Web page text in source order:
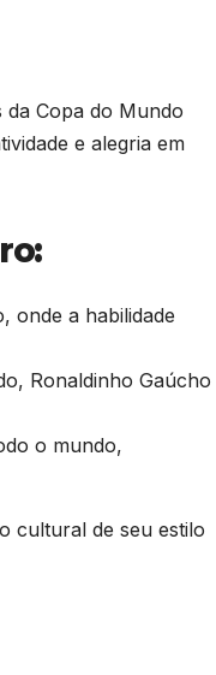
da Copa do Mundo
e alegria em
onde a habilidade
Ronaldinho Gaúcho
o mundo,
cultural de seu estilo